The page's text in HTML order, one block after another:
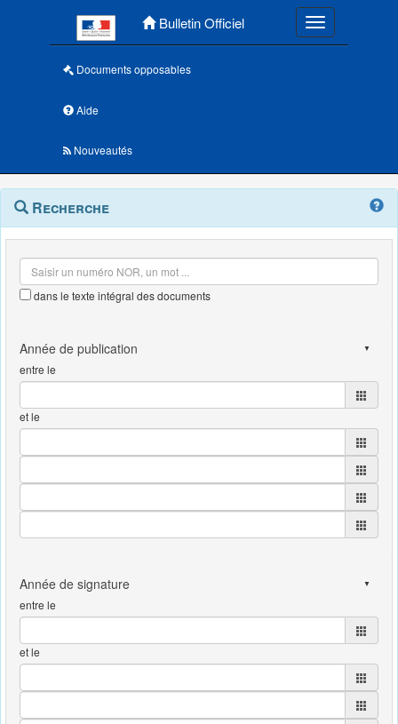
Bulletin Officiel Toggle
Documents opposables
Aide
Nouveautés
Navigation
outils
Menu
contextuel
Recherche
dans le texte intégral des documents
entre le
et le
entre le
et le